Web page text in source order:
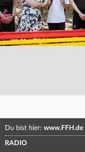
Du bist hier: www.FFH.de
RADIO